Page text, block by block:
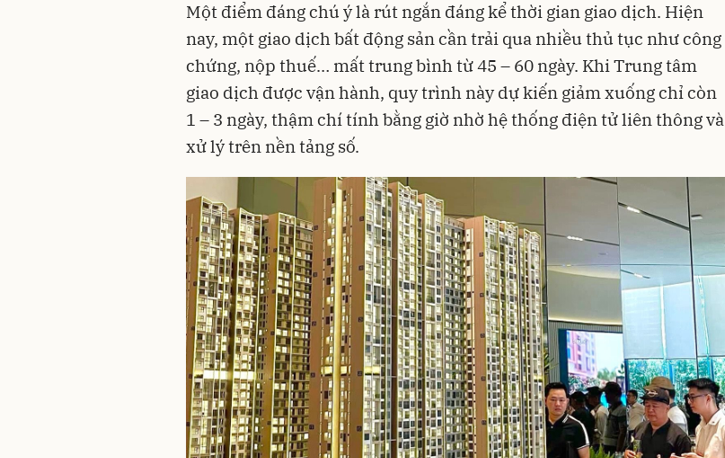
Một điểm đáng chú ý là rút ngắn đáng kể thời gian giao dịch. Hiện
nay, một giao dịch bất động sản cần trải qua nhiều thủ tục như công
chứng, nộp thuế… mất trung bình từ 45 – 60 ngày. Khi Trung tâm
giao dịch được vận hành, quy trình này dự kiến giảm xuống chỉ còn
1 – 3 ngày, thậm chí tính bằng giờ nhờ hệ thống điện tử liên thông và
xử lý trên nền tảng số.